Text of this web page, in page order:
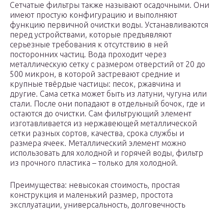
Сетчатые фильтры также называют осадочными. Они
имеют простую конфигурацию и выполняют
функцию первичной очистки воды. Устанавливаются
перед устройствами, которые предъявляют
серьезные требования к отсутствию в ней
посторонних частиц. Вода проходит через
металлическую сетку с размером отверстий от 20 до
500 микрон, в которой застревают средние и
крупные твёрдые частицы: песок, ржавчина и
другие. Сама сетка может быть из латуни, чугуна или
стали. После они попадают в отдельный бочок, где и
остаются до очистки. Сам фильтрующий элемент
изготавливается из нержавеющей металлической
сетки разных сортов, качества, срока службы и
размера ячеек. Металлический элемент можно
использовать для холодной и горячей воды, фильтр
из прочного пластика – только для холодной.
Преимущества: невысокая стоимость, простая
конструкция и маленький размер, простота
эксплуатации, универсальность, долговечность